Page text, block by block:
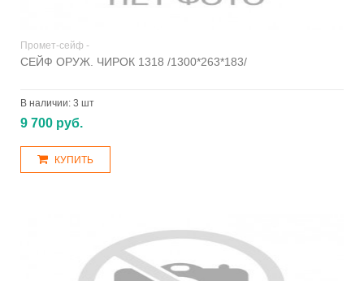
Промет-сейф -
СЕЙФ ОРУЖ. ЧИРОК 1318 /1300*263*183/
В наличии: 3 шт
9 700 руб.
КУПИТЬ